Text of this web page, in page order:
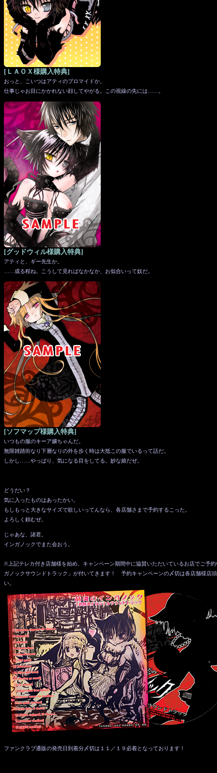
[ＬＡＯＸ様購入特典]
おっと、こいつはアティのブロマイドか。
仕事じゃお目にかかれない顔してやがる。この視線の先には……。
[グッドウィル様購入特典]
アティと、ギー先生か。
……成る程ね。こうして見ればなかなか、お似合いって奴だ。
[ソフマップ様購入特典]
いつもの服のキーア嬢ちゃんだ。
無限雑踏街なり下層なりの外を歩く時は大抵この服でいるって話だ。
しかし……やっぱり、気になる目をしてる。妙な娘だぜ。
どうだい？
気に入ったものはあったかい。
もしもっと大きなサイズで欲しいってんなら、各店舗さまで予約するこった。
よろしく頼むぜ。
じゃあな、諸君。
インガノックでまた会おう。
※上記テレカ付き店舗様を始め、キャンペーン期間中に協賛いただいているお店でご予
ガノックサウンドトラック」が付いてきます！ 予約キャンペーンの〆切は各店舗様店
い。
ファンクラブ通販の発売日到着分〆切は１１／１９必着となっております！